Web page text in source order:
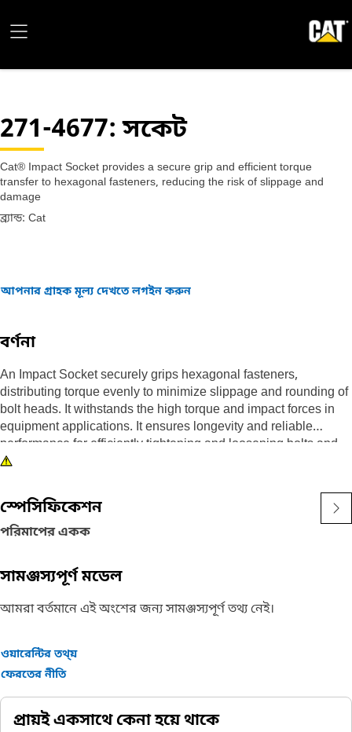
271-4677: সকেট
Cat® Impact Socket provides a secure grip and efficient torque
transfer to hexagonal fasteners, reducing the risk of slippage and
damage
ব্র্যান্ড: Cat
আপনার গ্রাহক মূল্য দেখতে লগইন করুন
বর্ণনা
An Impact Socket securely grips hexagonal fasteners,
distributing torque evenly to minimize slippage and rounding of
bolt heads. It withstands the high torque and impact forces in
equipment applications. It ensures longevity and reliable
performance for efficiently tightening and loosening bolts and
nuts in the equipment, ensuring safe and effective maintenance
Attributes:
• 3/8" drive for compatibility with different impact tools.
• 3/4" socket size ensures a secure fit and prevents slippage
and damage to fasteners.
• Provided with 6-point deep length for secure grip on fasteners.
corrosion.
An Impact Socket is utilized in the assembly areas of the
equipment, for servicing where high torque and accurate fit are
স্পেসিফিকেশন
পরিমাপের একক
সামঞ্জস্যপূর্ণ মডেল
আমরা বর্তমানে এই অংশের জন্য সামঞ্জস্যপূর্ণ তথ্য নেই।
ওয়ারেন্টির তথ্য়
ফেরতের নীতি
প্রায়ই একসাথে কেনা হয়ে থাকে